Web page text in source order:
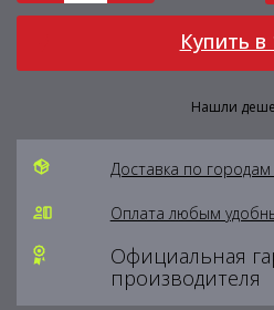
Купить в
Нашли
Доставка по
Оплата любым
Официальная
производителя